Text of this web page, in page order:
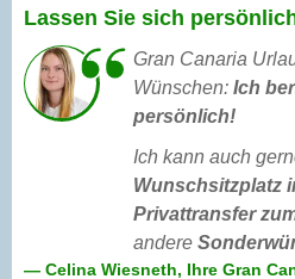
Lassen Sie sich
Gran Canaria
Wünschen: Ich
persönlich!
Ich kann auch
Wunschsitzplatz
Privattransfer
andere
— Celina Wiesneth, Ihre Gran